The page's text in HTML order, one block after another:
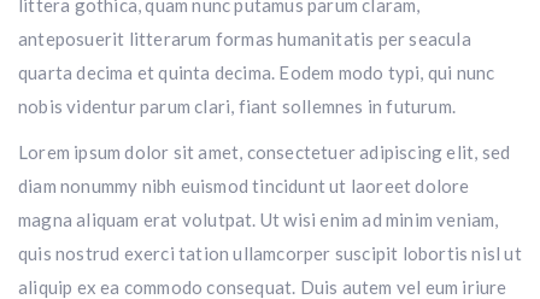
littera gothica, quam nunc putamus parum claram,
anteposuerit litterarum formas humanitatis per seacula
quarta decima et quinta decima. Eodem modo typi, qui nunc
nobis videntur parum clari, fiant sollemnes in futurum.
Lorem ipsum dolor sit amet, consectetuer adipiscing elit, sed
diam nonummy nibh euismod tincidunt ut laoreet dolore
magna aliquam erat volutpat. Ut wisi enim ad minim veniam,
quis nostrud exerci tation ullamcorper suscipit lobortis nisl ut
aliquip ex ea commodo consequat. Duis autem vel eum iriure